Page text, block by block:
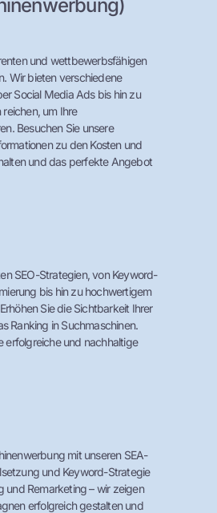
und wettbewerbsfähigen
Wir bieten verschiedene
Social Media Ads bis hin zu
um Ihre
Besuchen Sie unsere
zu den Kosten und
und das perfekte Angebot
SEO-Strategien, von Keyword-
bis hin zu hochwertigem
Sie die Sichtbarkeit Ihrer
Ranking in Suchmaschinen.
erfolgreiche und nachhaltige
mit unseren SEA-
und Keyword-Strategie
und Remarketing – wir zeigen
erfolgreich gestalten und